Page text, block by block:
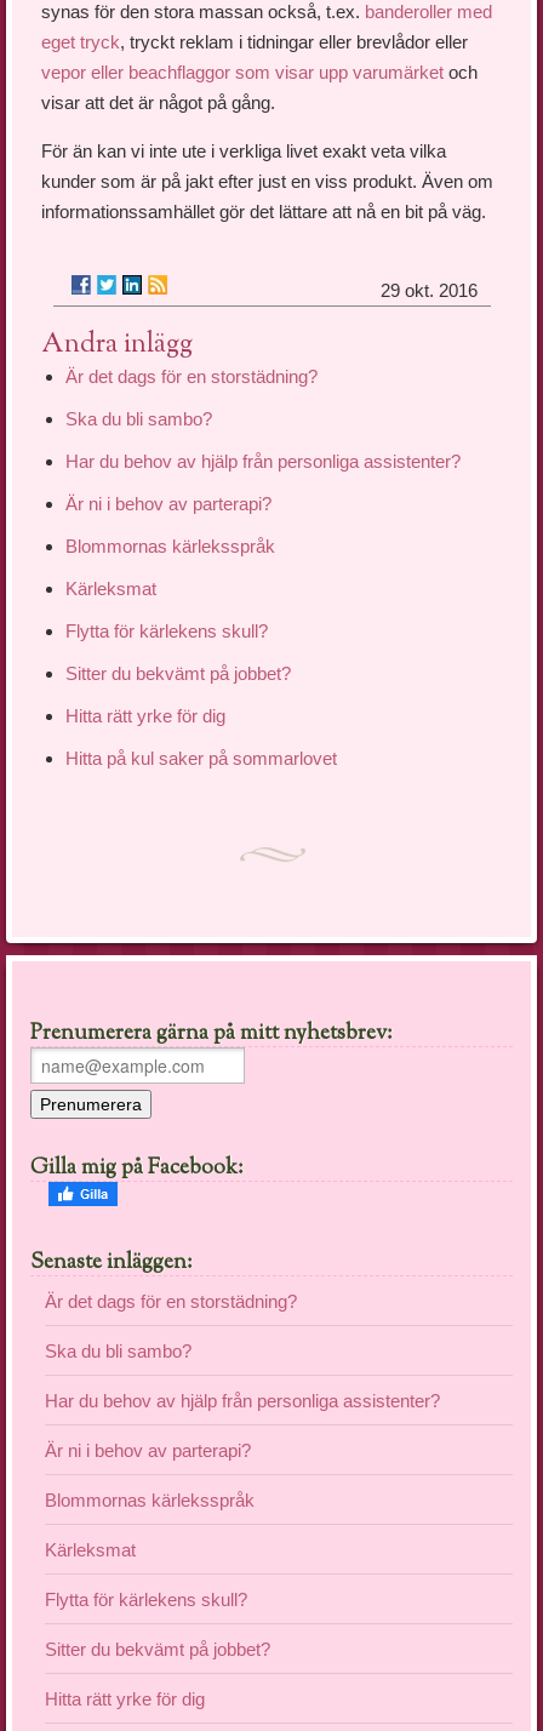
synas för den stora massan också, t.ex. banderoller med
eget tryck, tryckt reklam i tidningar eller brevlådor eller
vepor eller beachflaggor som visar upp varumärket och
visar att det är något på gång.
För än kan vi inte ute i verkliga livet exakt veta vilka
kunder som är på jakt efter just en viss produkt. Även om
informationssamhället gör det lättare att nå en bit på väg.
29 okt. 2016
Andra inlägg
Är det dags för en storstädning?
Ska du bli sambo?
Har du behov av hjälp från personliga assistenter?
Är ni i behov av parterapi?
Blommornas kärleksspråk
Kärleksmat
Flytta för kärlekens skull?
Sitter du bekvämt på jobbet?
Hitta rätt yrke för dig
Hitta på kul saker på sommarlovet
Prenumerera gärna på mitt nyhetsbrev:
Gilla mig på Facebook:
Senaste inläggen:
Är det dags för en storstädning?
Ska du bli sambo?
Har du behov av hjälp från personliga assistenter?
Är ni i behov av parterapi?
Blommornas kärleksspråk
Kärleksmat
Flytta för kärlekens skull?
Sitter du bekvämt på jobbet?
Hitta rätt yrke för dig